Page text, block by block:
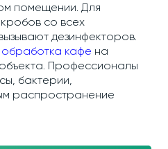
помещении. Для
со всех
дезинфекторов.
обработка кафе на
Профессионалы
бактерии,
распространение